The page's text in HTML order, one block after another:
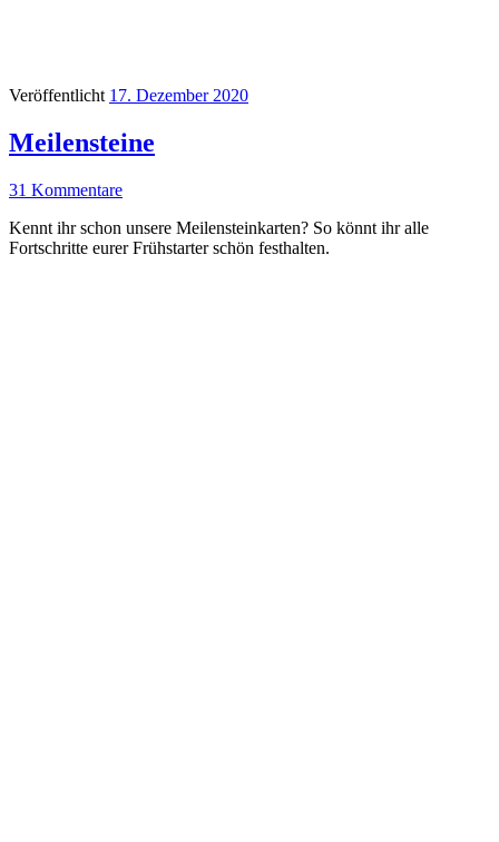
Veröffentlicht 17. Dezember 2020
Meilensteine
31 Kommentare
Kennt ihr schon unsere Meilensteinkarten? So könnt ihr alle
Fortschritte eurer Frühstarter schön festhalten.